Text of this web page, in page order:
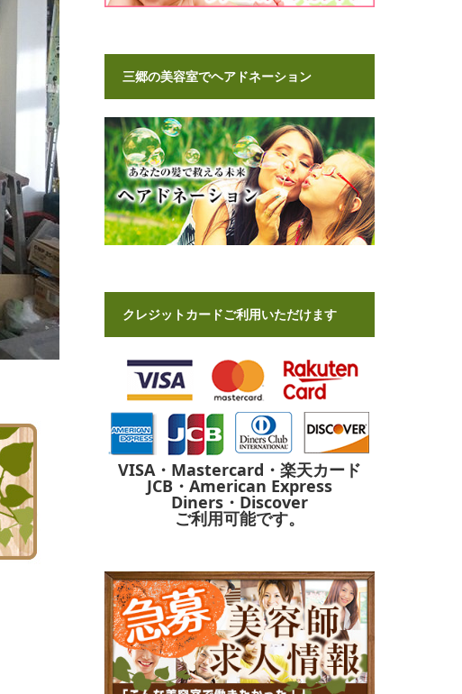
三郷の美容室でヘアドネーション
クレジットカードご利用いただけます
VISA・Mastercard・楽天カード
JCB・American Express
Diners・Discover
ご利用可能です。